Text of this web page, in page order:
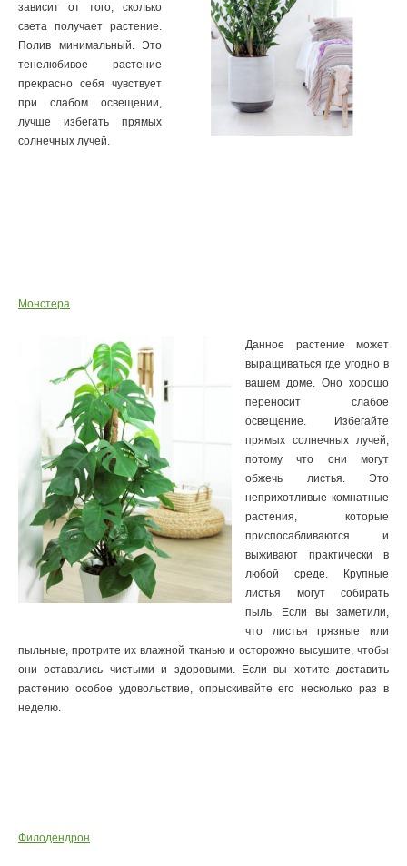
зависит от того, сколько
света получает растение.
Полив минимальный. Это
тенелюбивое растение
прекрасно себя чувствует
при слабом освещении,
лучше избегать прямых
солнечных лучей.
Монстера
Данное растение может
выращиваться где угодно в
вашем доме. Оно хорошо
переносит слабое
освещение. Избегайте
прямых солнечных лучей,
потому что они могут
обжечь листья. Это
неприхотливые комнатные
растения, которые
приспосабливаются и
выживают практически в
любой среде. Крупные
листья могут собирать
пыль. Если вы заметили,
что листья грязные или
пыльные, протрите их влажной тканью и осторожно высушите, чтобы
они оставались чистыми и здоровыми. Если вы хотите доставить
растению особое удовольствие, опрыскивайте его несколько раз в
неделю.
Филодендрон